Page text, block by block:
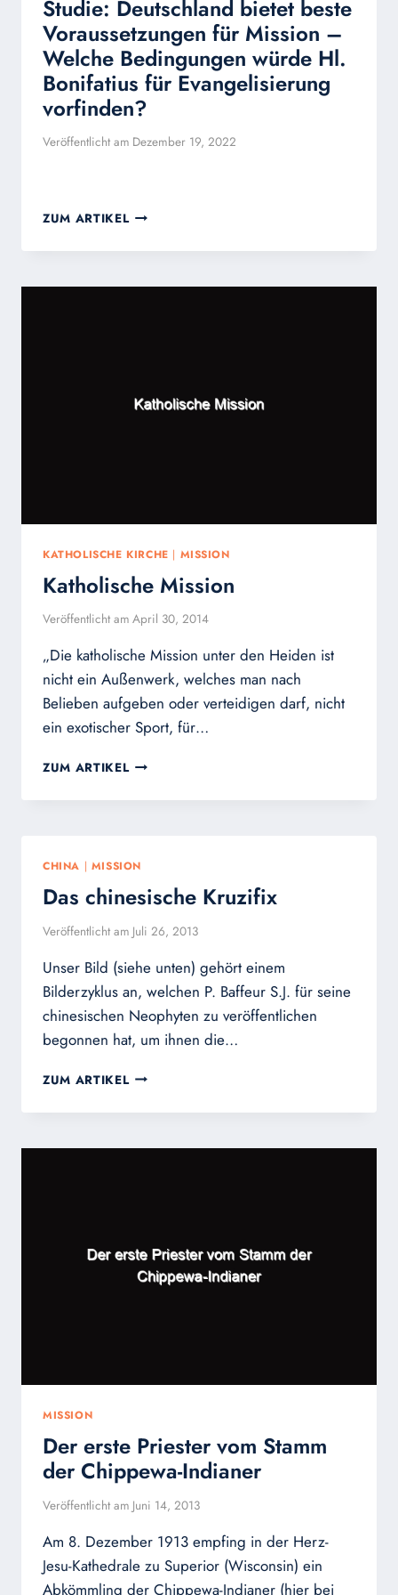
Studie: Deutschland bietet beste
Voraussetzungen für Mission –
Welche Bedingungen würde Hl.
Bonifatius für Evangelisierung
vorfinden?
Veröffentlicht am Dezember 19, 2022
ZUM ARTIKEL STUDIE:
BIETET
VORAUSSETZUNGEN
WÜRDE
KATHOLISCHE KIRCHE | MISSION
Katholische Mission
Veröffentlicht am April 30, 2014
„Die katholische Mission unter den Heiden ist
nicht ein Außenwerk, welches man nach
Belieben aufgeben oder verteidigen darf, nicht
ein exotischer Sport, für…
ZUM ARTIKEL KATHOLISCHE
CHINA | MISSION
Das chinesische Kruzifix
Veröffentlicht am Juli 26, 2013
Unser Bild (siehe unten) gehört einem
Bilderzyklus an, welchen P. Baffeur S.J. für seine
chinesischen Neophyten zu veröffentlichen
begonnen hat, um ihnen die…
ZUM ARTIKEL DAS
KRUZIFIX
MISSION
Der erste Priester vom Stamm
der Chippewa-Indianer
Veröffentlicht am Juni 14, 2013
Am 8. Dezember 1913 empfing in der Herz-
Jesu-Kathedrale zu Superior (Wisconsin) ein
Abkömmling der Chippewa-Indianer (hier bei